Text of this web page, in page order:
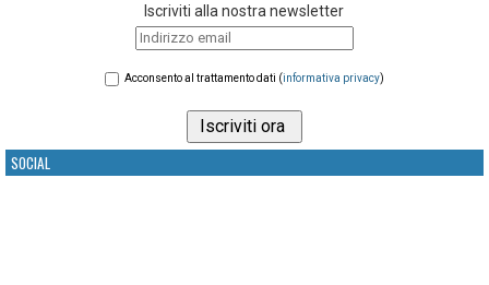
Iscriviti alla nostra newsletter
Acconsento al trattamento dati (informativa privacy)
SOCIAL